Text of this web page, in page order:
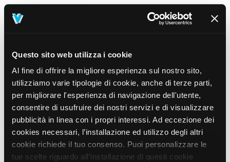
Questo sito web utilizza i cookie
Al fine di offrire la migliore esperienza sul nostro sito,
utilizziamo varie tipologie di cookie, anche di terze parti,
per migliorare l'esperienza di navigazione dell'utente,
consentire di usufruire dei nostri servizi e di visualizzare
pubblicità in linea con i propri interessi. Ad eccezione dei
cookies necessari, l’installazione ed utilizzo degli altri
cookie richiede il tuo consenso. Puoi personalizzare le
tue scelte riguardo all’installazione di questi cookie